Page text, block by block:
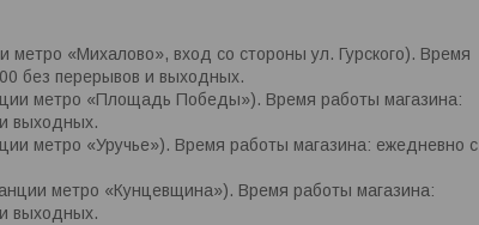
метро «Михалово», вход со стороны ул. Гурского). Время
без перерывов и выходных.
метро «Площадь Победы»). Время работы магазина:
выходных.
метро «Уручье»). Время работы магазина: ежедневно с
метро «Кунцевщина»). Время работы магазина:
выходных.